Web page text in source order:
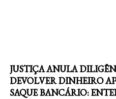
JUSTIÇA ANULA
DEVOLVER DINHEIRO
SAQUE BANCÁRIO: